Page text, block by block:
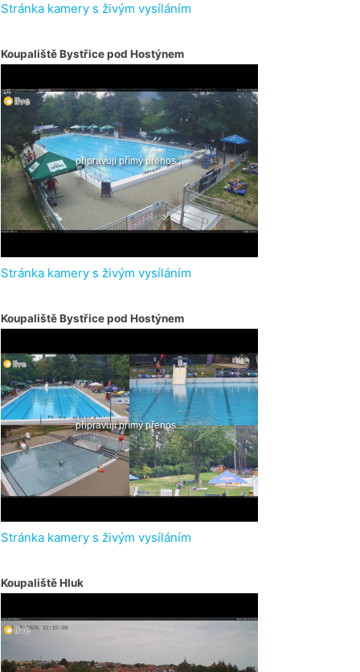
Stránka kamery s živým vysíláním
Koupaliště Bystřice pod Hostýnem
Stránka kamery s živým vysíláním
Koupaliště Bystřice pod Hostýnem
Stránka kamery s živým vysíláním
Koupaliště Hluk